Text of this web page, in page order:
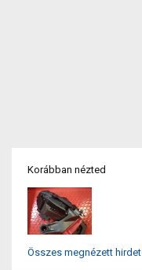
Korábban nézted
Összes megnézett